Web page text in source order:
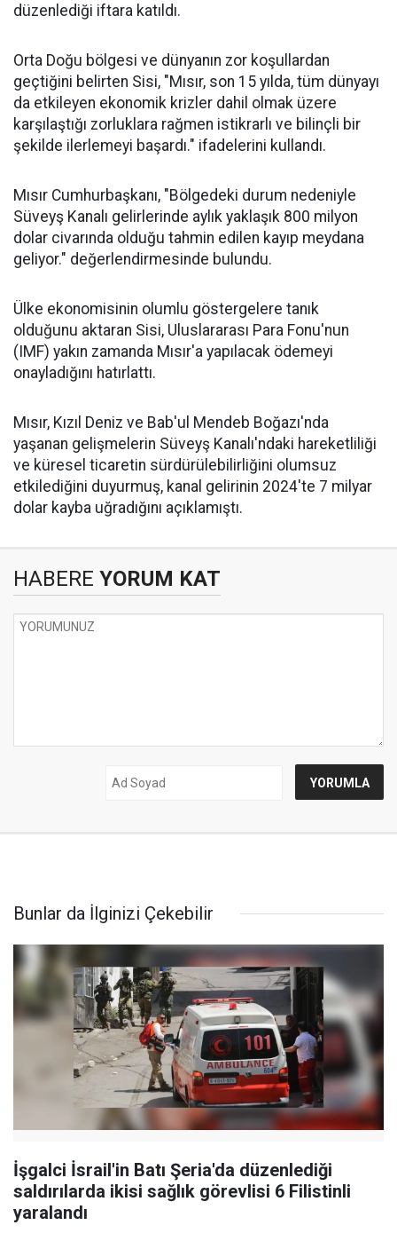
düzenlediği iftara katıldı.
Orta Doğu bölgesi ve dünyanın zor koşullardan
geçtiğini belirten Sisi, "Mısır, son 15 yılda, tüm dünyayı
da etkileyen ekonomik krizler dahil olmak üzere
karşılaştığı zorluklara rağmen istikrarlı ve bilinçli bir
şekilde ilerlemeyi başardı." ifadelerini kullandı.
Mısır Cumhurbaşkanı, "Bölgedeki durum nedeniyle
Süveyş Kanalı gelirlerinde aylık yaklaşık 800 milyon
dolar civarında olduğu tahmin edilen kayıp meydana
geliyor." değerlendirmesinde bulundu.
Ülke ekonomisinin olumlu göstergelere tanık
olduğunu aktaran Sisi, Uluslararası Para Fonu'nun
(IMF) yakın zamanda Mısır'a yapılacak ödemeyi
onayladığını hatırlattı.
Mısır, Kızıl Deniz ve Bab'ul Mendeb Boğazı'nda
yaşanan gelişmelerin Süveyş Kanalı'ndaki hareketliliği
ve küresel ticaretin sürdürülebilirliğini olumsuz
etkilediğini duyurmuş, kanal gelirinin 2024'te 7 milyar
dolar kayba uğradığını açıklamıştı.
HABERE YORUM KAT
Bunlar da İlginizi Çekebilir
İşgalci İsrail'in Batı Şeria'da düzenlediği
saldırılarda ikisi sağlık görevlisi 6 Filistinli
yaralandı